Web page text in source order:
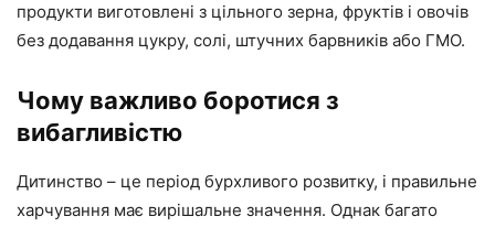
продукти виготовлені з цільного зерна, фруктів і овочів
без додавання цукру, солі, штучних барвників або ГМО.
Чому важливо боротися з
вибагливістю
Дитинство – це період бурхливого розвитку, і правильне
харчування має вирішальне значення. Однак багато